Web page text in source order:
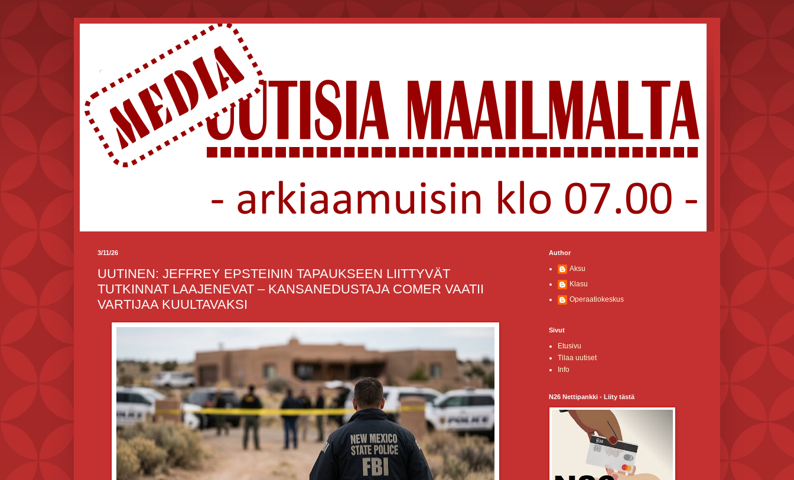
.
3/11/26
UUTINEN: JEFFREY EPSTEININ TAPAUKSEEN LIITTYVÄT
TUTKINNAT LAAJENEVAT – KANSANEDUSTAJA COMER VAATII
VARTIJAA KUULTAVAKSI
Author
Aksu
Klasu
Operaatiokeskus
Sivut
Etusivu
Tilaa uutiset
Info
N26 Nettipankki - Liity tästä